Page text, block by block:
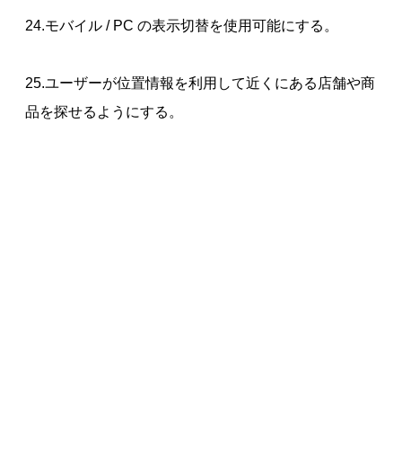
24.モバイル / PC の表示切替を使用可能にする。
25.ユーザーが位置情報を利用して近くにある店舗や商
品を探せるようにする。